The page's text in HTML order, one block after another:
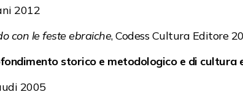
2012
con le feste ebraiche, Codess Cultura Editore
storico e metodologico e di cultura
2005